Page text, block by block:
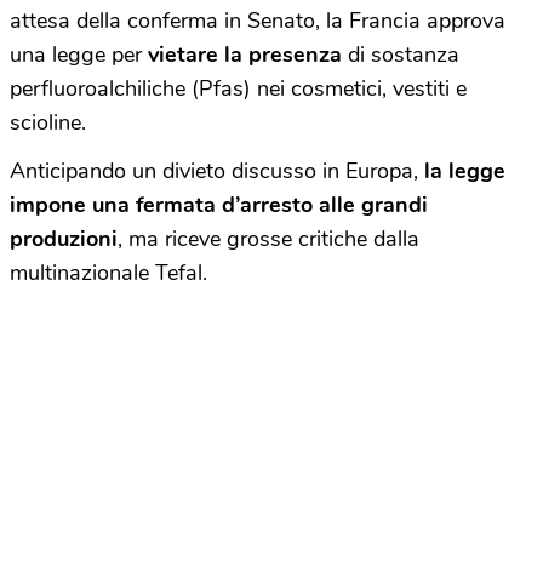
attesa della conferma in Senato, la Francia approva
una legge pervietare la presenza di sostanza
perfluoroalchiliche (Pfas) nei cosmetici, vestiti e
scioline.
Anticipando un divieto discusso in Europa, la legge
impone una fermata d’arresto alle grandi
produzioni, ma riceve grosse critiche dalla
multinazionale Tefal.